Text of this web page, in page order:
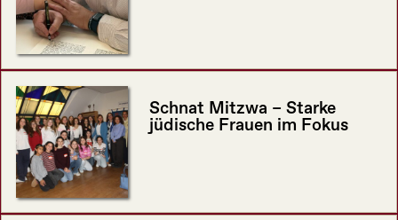
Schnat Mitzwa – Starke
jüdische Frauen im Fokus